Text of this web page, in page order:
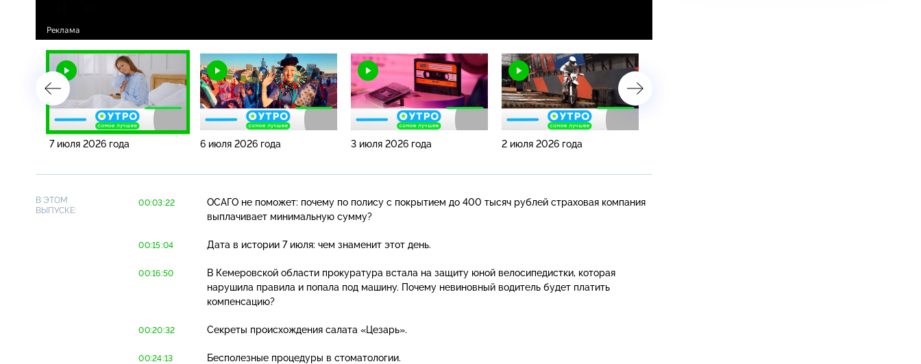
7 июля 2026 года 6 июля 2026 года 3 июля 2026 года 2 июля 2026 года
В ЭТОМ
ВЫПУСКЕ:
00:03:22
ОСАГО не поможет: почему по полису с покрытием до 400 тысяч рублей страховая компания
выплачивает минимальную сумму?
00:15:04 Дата в истории 7 июля: чем знаменит этот день.
00:16:50
В Кемеровской области прокуратура встала на защиту юной велосипедистки, которая
нарушила правила и попала под машину. Почему невиновный водитель будет платить
компенсацию?
00:20:32 Секреты происхождения салата «Цезарь».
00:24:13 Бесполезные процедуры в стоматологии.